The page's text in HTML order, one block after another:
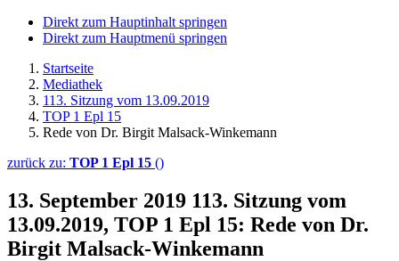
Direkt zum Hauptinhalt springen
Direkt zum Hauptmenü springen
Startseite
Mediathek
113. Sitzung vom 13.09.2019
TOP 1 Epl 15
Rede von Dr. Birgit Malsack-Winkemann
zurück zu: TOP 1 Epl 15 ()
13. September 2019 113. Sitzung vom
13.09.2019, TOP 1 Epl 15: Rede von Dr.
Birgit Malsack-Winkemann